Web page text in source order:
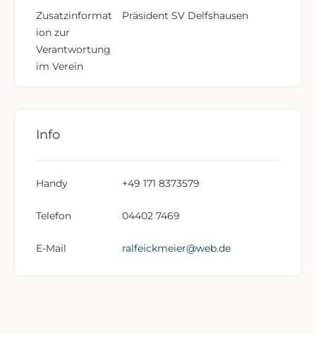
Zusatzinformat
ion zur
Verantwortung
im Verein
Präsident SV Delfshausen
Info
Handy +49 171 8373579
Telefon 04402 7469
E-Mail ralfeickmeier@web.de